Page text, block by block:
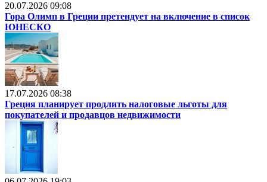
20.07.2026 09:08
Гора Олимп в Греции претендует на включение в список
ЮНЕСКО
17.07.2026 08:38
Греция планирует продлить налоговые льготы для
покупателей и продавцов недвижимости